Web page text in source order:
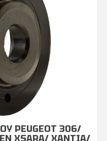
PEUGEOT 306/
XSARA/ XANTIA/